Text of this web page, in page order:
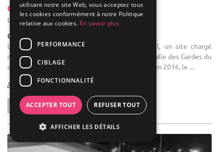
Château De Montrottier
Lovagny - Haute-Savoie (74)
Château
Location de salle : Un panorama exceptionnel, un site chargé
d'histoire, une demeure de collectionneur : la salle des Gardes du
château de Montrottier entièrement restaurée en 2016, le ...
20-150
utilisant notre site Web, vous acceptez tous
les cookies conformément à notre Politique
relative aux cookies. En savoir plus
PERFORMANCE
CIBLAGE
FONCTIONNALITÉ
ACCEPTER TOUT REFUSER TOUT
AFFICHER LES DÉTAILS